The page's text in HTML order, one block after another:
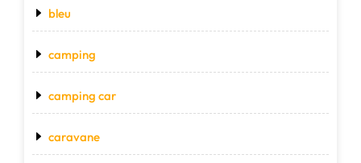
bleu
camping
camping car
caravane